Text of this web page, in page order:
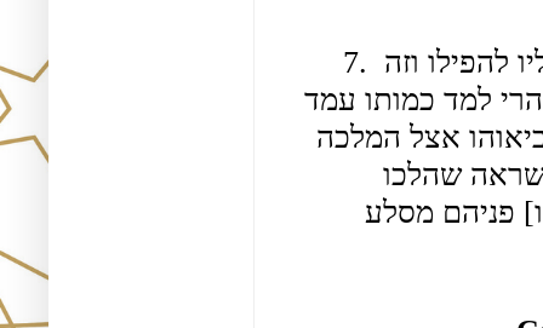
7. מיד פרח אחריו שהשיגו והיה קורא אותיות השם עליו להפילו וזה